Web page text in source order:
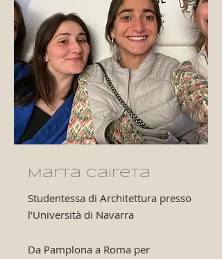
Marta Caireta
Studentessa di Architettura presso
l’Università di Navarra
Da Pamplona a Roma per